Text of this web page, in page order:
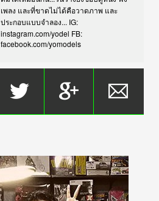
เพลง และที่ขาดไม่ได้คือวาดภาพ และ
ประกอบแบบจำลอง... IG:
instagram.com/yodel FB:
facebook.com/yomodels